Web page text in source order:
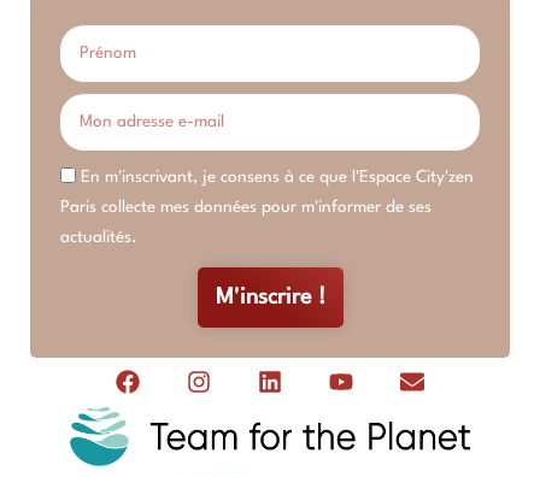
En m'inscrivant, je consens à ce que l'Espace City'zen
Paris collecte mes données pour m'informer de ses
actualités.
M'inscrire !